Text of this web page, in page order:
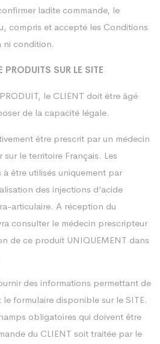
ladite commande, le
compris et accepté les Conditions
ni condition.
SUR LE SITE
le CLIENT doit être âgé
de la capacité légale.
être prescrit par un médecin
le territoire Français. Les
à être utilisés uniquement par
des injections d’acide
articulaire. A réception du
consulter le médecin prescripteur
de ce produit UNIQUEMENT dans
des informations permettant de
formulaire disponible sur le SITE.
obligatoires qui doivent être
du CLIENT soit traitée par le